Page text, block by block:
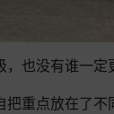
，也没有谁一定
把重点放在了不